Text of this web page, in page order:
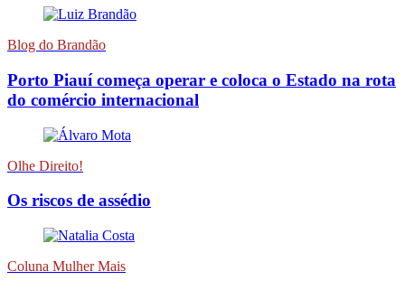
Blog do Brandão
Porto Piauí começa operar e coloca o Estado na rota
do comércio internacional
Olhe Direito!
Os riscos de assédio
Coluna Mulher Mais